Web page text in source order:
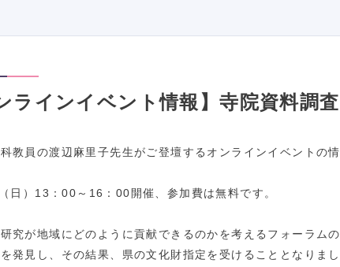
ラインイベント情報】寺院資料調
教員の渡辺麻里子先生がご登壇するオンラインイベントの
日）13：00～16：00開催、参加費は無料です。
究が地域にどのように貢献できるのかを考えるフォーラム
発見し、その結果、県の文化財指定を受けることとなりま